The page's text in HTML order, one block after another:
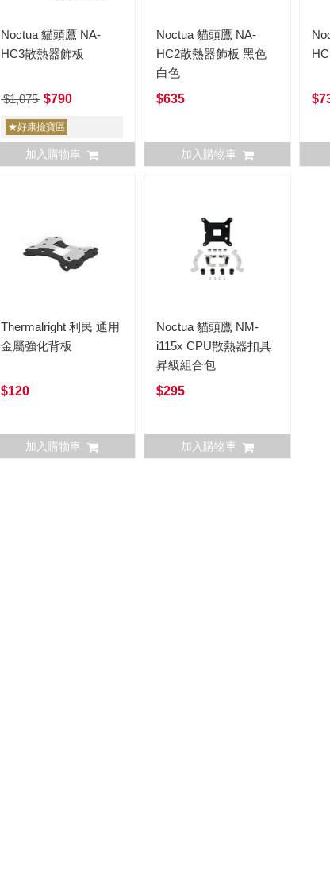
Noctua 貓頭鷹 NA-
HC3散熱器飾板
$1,075 $790
★好康撿寶區
加入購物車
Noctua 貓頭鷹 NA-
HC2散熱器飾板 黑色
白色
$635
加入購物車
Thermalright 利民 通用
金屬強化背板
$120
加入購物車
Noctua 貓頭鷹 NM-
i115x CPU散熱器扣具
昇級組合包
$295
加入購物車